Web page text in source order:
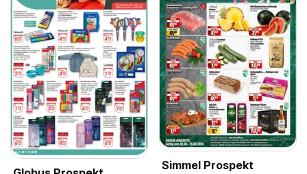
Simmel Prospekt